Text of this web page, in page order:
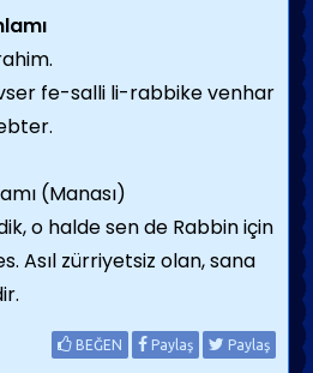
fe-salli li-rabbike venhar
(Manası)
o halde sen de Rabbin için
Asıl zürriyetsiz olan, sana
BEĞEN Paylaş Paylaş